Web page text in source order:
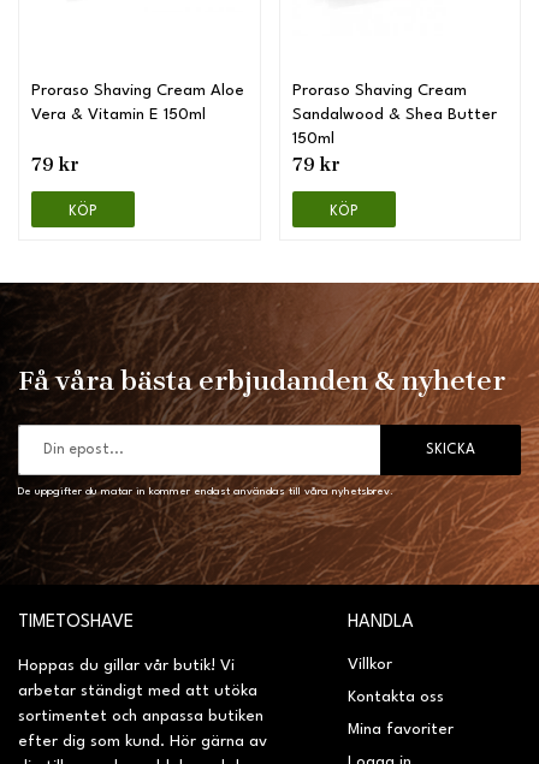
Proraso Shaving Cream Aloe
Vera & Vitamin E 150ml
79 kr
KÖP
Proraso Shaving Cream
Sandalwood & Shea Butter
150ml
79 kr
KÖP
Få våra bästa erbjudanden & nyheter
SKICKA
De uppgifter du matar in kommer endast användas till våra nyhetsbrev.
TIMETOSHAVE
Hoppas du gillar vår butik! Vi
arbetar ständigt med att utöka
sortimentet och anpassa butiken
efter dig som kund. Hör gärna av
HANDLA
Villkor
Kontakta oss
Mina favoriter